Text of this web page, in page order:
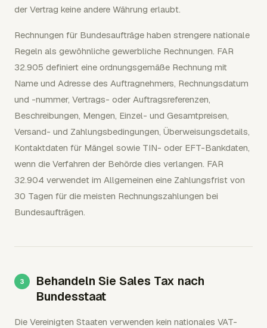
der Vertrag keine andere Währung erlaubt.
Rechnungen für Bundesaufträge haben strengere nationale
Regeln als gewöhnliche gewerbliche Rechnungen. FAR
32.905 definiert eine ordnungsgemäße Rechnung mit
Name und Adresse des Auftragnehmers, Rechnungsdatum
und -nummer, Vertrags- oder Auftragsreferenzen,
Beschreibungen, Mengen, Einzel- und Gesamtpreisen,
Versand- und Zahlungsbedingungen, Überweisungsdetails,
Kontaktdaten für Mängel sowie TIN- oder EFT-Bankdaten,
wenn die Verfahren der Behörde dies verlangen. FAR
32.904 verwendet im Allgemeinen eine Zahlungsfrist von
30 Tagen für die meisten Rechnungszahlungen bei
Bundesaufträgen.
Behandeln Sie Sales Tax nach
Bundesstaat
Die Vereinigten Staaten verwenden kein nationales VAT-